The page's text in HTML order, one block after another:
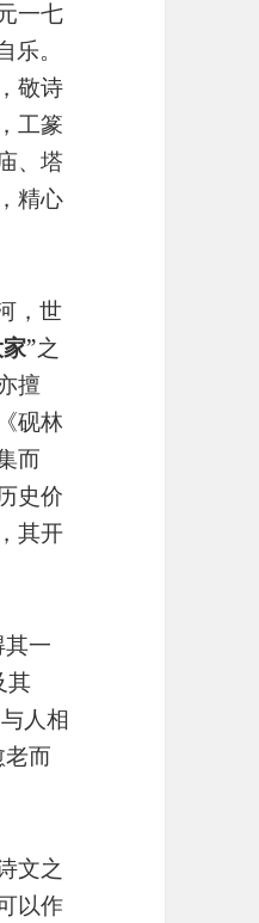
一七
。
敬诗
工篆
、塔
精心
，世
”之
擅
砚林
而
史价
其开
一
其
人相
而
文之
以作